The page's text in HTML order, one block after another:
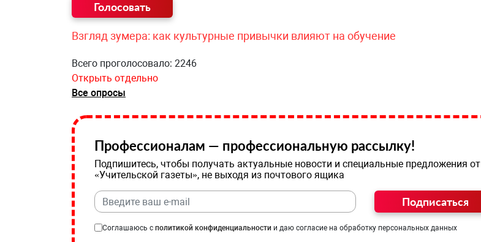
Взгляд зумера: как культурные привычки влияют на обучение
Всего проголосовало: 2246
Открыть отдельно
Все опросы
Профессионалам — профессиональную рассылку!
Подпишитесь, чтобы получать актуальные новости и специальные предложения от
«Учительской газеты», не выходя из почтового ящика
Подписаться
Соглашаюсь с политикой конфиденциальности и даю согласие на обработку персональных данных